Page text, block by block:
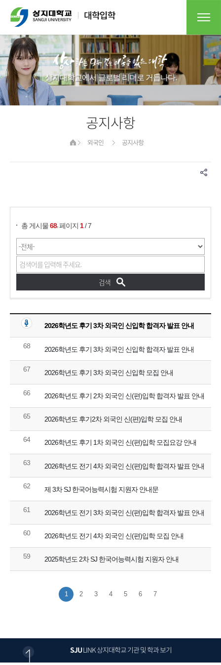
상지대학교에서 글로벌 리더로 거듭나다.
공지사항
외국인 공지사항
총 게시물68,페이지 1/ 7
2026학년도 후기 3차 외국인 신입학 합격자 발표 안내
68 2026학년도 후기 3차 외국인 신입학 합격자 발표 안내
67 2026학년도 후기 3차 외국인 신입학 모집 안내
66 2026학년도 후기 2차 외국인 신(편)입학 합격자 발표 안내
65 2026학년도 후기2차 외국인 신(편)입학 모집 안내
64 2026학년도 후기 1차 외국인 신(편)입학 모집요강 안내
63 2026학년도 전기 4차 외국인 신(편)입학 합격자 발표 안내
62 제 3차 SJ 한국어능력시험 지원자 안내문
61 2026학년도 전기 3차 외국인 신(편)입학 합격자 발표 안내
60 2026학년도 전기 4차 외국인 신(편)입학 모집 안내
59 2025학년도 2차 SJ 한국어능력시험 지원자 안내
1 2 3 4 5 6 7
SJULINK상지대학교 기관 및 학과 보기